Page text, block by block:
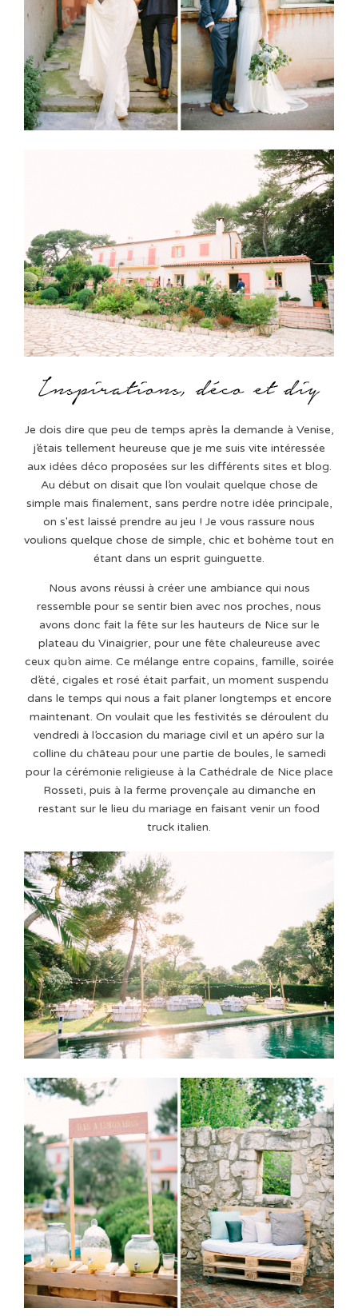
Je dois dire que peu de temps après la demande à Venise,
j’étais tellement heureuse que je me suis vite intéressée
aux idées déco proposées sur les différents sites et blog.
Au début on disait que l’on voulait quelque chose de
simple mais finalement, sans perdre notre idée principale,
on s'est laissé prendre au jeu ! Je vous rassure nous
voulions quelque chose de simple, chic et bohème tout en
étant dans un esprit guinguette.
Nous avons réussi à créer une ambiance qui nous
ressemble pour se sentir bien avec nos proches, nous
avons donc fait la fête sur les hauteurs de Nice sur le
plateau du Vinaigrier, pour une fête chaleureuse avec
ceux qu’on aime. Ce mélange entre copains, famille, soirée
d’été, cigales et rosé était parfait, un moment suspendu
dans le temps qui nous a fait planer longtemps et encore
maintenant. On voulait que les festivités se déroulent du
vendredi à l’occasion du mariage civil et un apéro sur la
colline du château pour une partie de boules, le samedi
pour la cérémonie religieuse à la Cathédrale de Nice place
Rosseti, puis à la ferme provençale au dimanche en
restant sur le lieu du mariage en faisant venir un food
truck italien.